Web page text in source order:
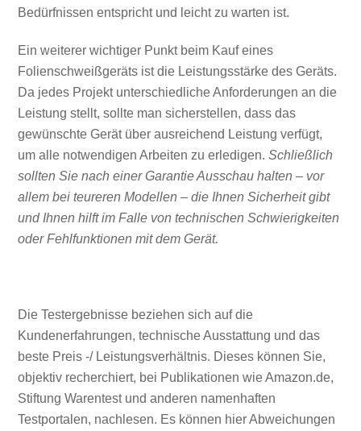
Bedürfnissen entspricht und leicht zu warten ist.
Ein weiterer wichtiger Punkt beim Kauf eines
Folienschweißgeräts ist die Leistungsstärke des Geräts.
Da jedes Projekt unterschiedliche Anforderungen an die
Leistung stellt, sollte man sicherstellen, dass das
gewünschte Gerät über ausreichend Leistung verfügt,
um alle notwendigen Arbeiten zu erledigen.Schließlich
sollten Sie nach einer Garantie Ausschau halten – vor
allem bei teureren Modellen – die Ihnen Sicherheit gibt
und Ihnen hilft im Falle von technischen Schwierigkeiten
oder Fehlfunktionen mit dem Gerät.
Die Testergebnisse beziehen sich auf die
Kundenerfahrungen, technische Ausstattung und das
beste Preis -/ Leistungsverhältnis. Dieses können Sie,
objektiv recherchiert, bei Publikationen wie Amazon.de,
Stiftung Warentest und anderen namenhaften
Testportalen, nachlesen. Es können hier Abweichungen